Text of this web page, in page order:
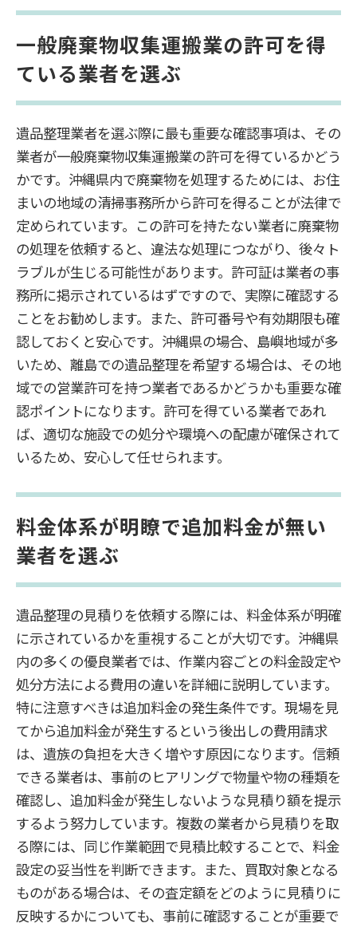
一般廃棄物収集運搬業の許可を得
ている業者を選ぶ
遺品整理業者を選ぶ際に最も重要な確認事項は、その
業者が一般廃棄物収集運搬業の許可を得ているかどう
かです。沖縄県内で廃棄物を処理するためには、お住
まいの地域の清掃事務所から許可を得ることが法律で
定められています。この許可を持たない業者に廃棄物
の処理を依頼すると、違法な処理につながり、後々ト
ラブルが生じる可能性があります。許可証は業者の事
務所に掲示されているはずですので、実際に確認する
ことをお勧めします。また、許可番号や有効期限も確
認しておくと安心です。沖縄県の場合、島嶼地域が多
いため、離島での遺品整理を希望する場合は、その地
域での営業許可を持つ業者であるかどうかも重要な確
認ポイントになります。許可を得ている業者であれ
ば、適切な施設での処分や環境への配慮が確保されて
いるため、安心して任せられます。
料金体系が明瞭で追加料金が無い
業者を選ぶ
遺品整理の見積りを依頼する際には、料金体系が明確
に示されているかを重視することが大切です。沖縄県
内の多くの優良業者では、作業内容ごとの料金設定や
処分方法による費用の違いを詳細に説明しています。
特に注意すべきは追加料金の発生条件です。現場を見
てから追加料金が発生するという後出しの費用請求
は、遺族の負担を大きく増やす原因になります。信頼
できる業者は、事前のヒアリングで物量や物の種類を
確認し、追加料金が発生しないような見積り額を提示
するよう努力しています。複数の業者から見積りを取
る際には、同じ作業範囲で見積比較することで、料金
設定の妥当性を判断できます。また、買取対象となる
ものがある場合は、その査定額をどのように見積りに
反映するかについても、事前に確認することが重要で